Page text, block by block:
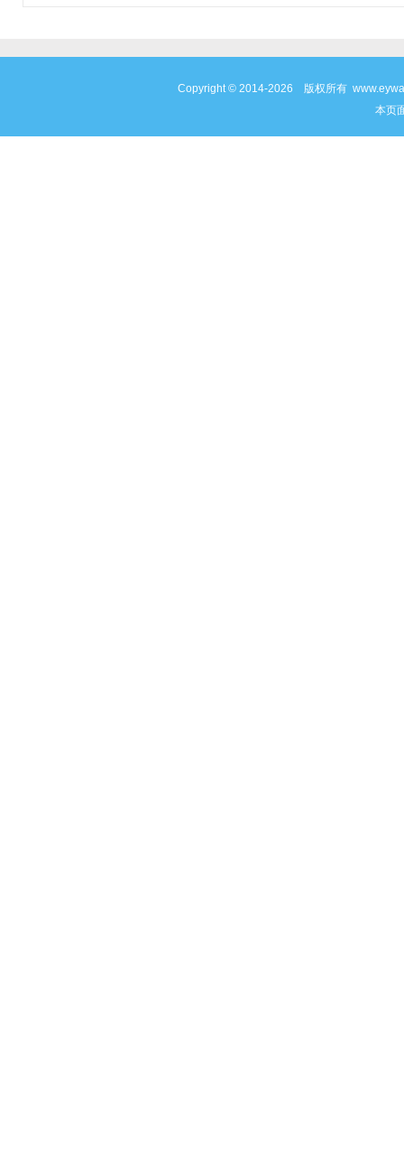
Copyright © 2014-2026 版权所有
本页